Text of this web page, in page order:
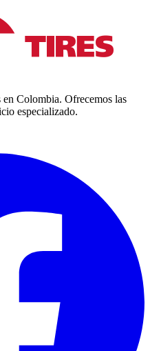
en Colombia. Ofrecemos las
especializado.